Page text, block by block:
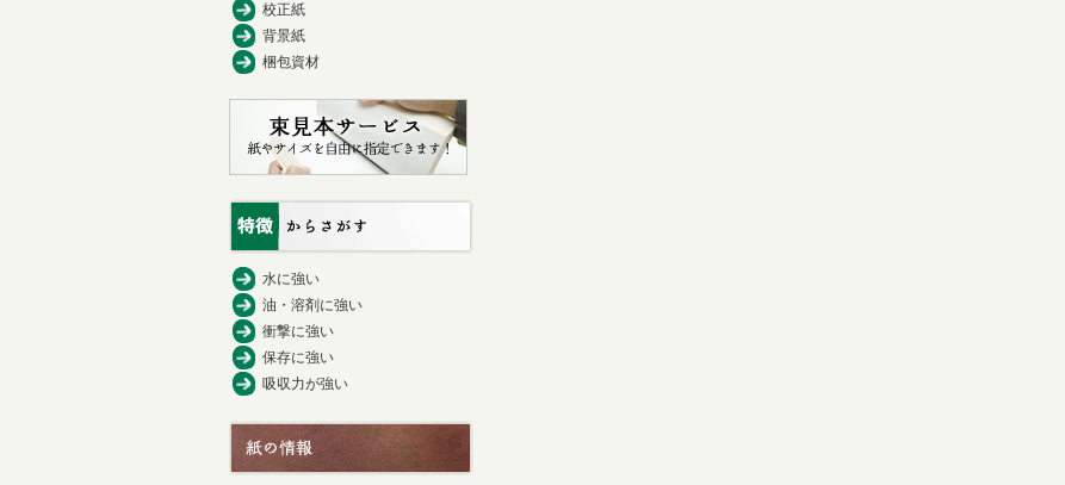
校正紙
背景紙
梱包資材
水に強い
油・溶剤に強い
衝撃に強い
保存に強い
吸収力が強い